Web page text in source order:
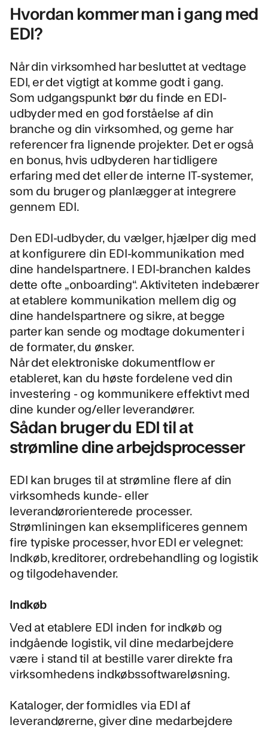
Hvordan kommer man i gang med
EDI?
Når din virksomhed har besluttet at vedtage
EDI, er det vigtigt at komme godt i gang.
Som udgangspunkt bør du finde en EDI-
udbyder med en god forståelse af din
branche og din virksomhed, og gerne har
referencer fra lignende projekter. Det er også
en bonus, hvis udbyderen har tidligere
erfaring med det eller de interne IT-systemer,
som du bruger og planlægger at integrere
gennem EDI.
Den EDI-udbyder, du vælger, hjælper dig med
at konfigurere din EDI-kommunikation med
dine handelspartnere. I EDI-branchen kaldes
dette ofte „onboarding“. Aktiviteten indebærer
at etablere kommunikation mellem dig og
dine handelspartnere og sikre, at begge
parter kan sende og modtage dokumenter i
de formater, du ønsker.
Når det elektroniske dokumentflow er
etableret, kan du høste fordelene ved din
investering - og kommunikere effektivt med
dine kunder og/eller leverandører.
Sådan bruger du EDI til at
strømline dine arbejdsprocesser
EDI kan bruges til at strømline flere af din
virksomheds kunde- eller
leverandørorienterede processer.
Strømliningen kan eksemplificeres gennem
fire typiske processer, hvor EDI er velegnet:
Indkøb, kreditorer, ordrebehandling og logistik
og tilgodehavender.
Indkøb
Ved at etablere EDI inden forindkøb og
indgående logistik, vil dine medarbejdere
være i stand til at bestille varer direkte fra
virksomhedens indkøbssoftwareløsning.
Kataloger, der formidles via EDI af
leverandørerne, giver dine medarbejdere